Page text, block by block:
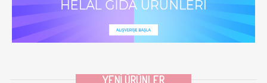
YENI ÜRÜNLER